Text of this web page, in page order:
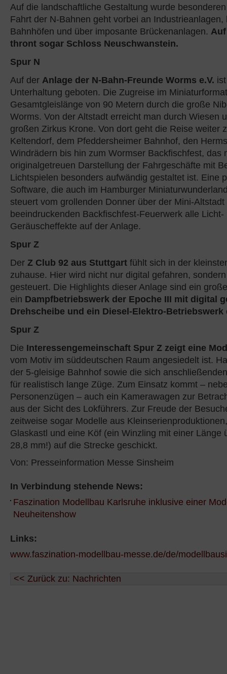
Auf die landschaftliche Gestaltung wurde
Fahrt der N-Bahnen geht vorbei an Industrieanlagen,
Bahnhöfen und über imposante Brückenanlagen.
thront sogar Schloss Neuschwanstein.
Spur N
Auf der Anlage der N-Bahn-Freunde Worms e.V.
Unterhaltung geboten. Die Zugreise im
Gesamtgleislänge von 90 Metern durch die große
Worms. Von der Altstadt erreicht man durch Wiesen
großen Zirkus Krone. Von dort geht die Reise weiter
Keltendorf, dem Pfeddersheimer Bahnhof, den
Windrädern bis hin zum Wormser Backfischfest, das
originalgetreuen Darstellung der Fahrgeschäfte mit
Lichtspielen besonders aufwändig gestaltet ist. Eine
Software, die auch im Hamburger
steuert vom grollenden Donner über der Mini-
beeindruckenden Backfischfest-Feuerwerk alle Licht-
Geräuscheffekte auf der Anlage.
Spur Z
Der Z Club 92 aus Stuttgart fühlt sich in der
zuhause. Hier wird nicht nur digital gefahren,
gesteuert. Die Highlights dieser Anlage sind ein
ein Dampfbetriebswerk der Epoche III mit digital
Drehscheibe und ein Diesel-Elektro-Betriebswerk
Spur Z
Die Interessengemeinschaft Spur Z zeigt eine
vom Motiv im süddeutschen Raum angesiedelt ist.
der 5-gleisige Bahnhof sowie die sich
für realistisch lange Züge. Zum Einsatz kommt –
Personenzügen – auch ein Kamerawagen zur
aus der Sicht des Lokführers. Zur Freude der
zeitweise sogar Modelle aus
Glaskastl und eine Köf (ein Winzling mit einer Länge
28,8 mm!) auf die Strecke geschickt.
Von: Presseinformation Messe Sinsheim
In Verbindung stehende News:
Faszination Modellbau Karlsruhe inklusive einer
Neuheitenshow
Links:
www.faszination-modellbau-messe.de/de/
<< Zurück zu: Nachrichten